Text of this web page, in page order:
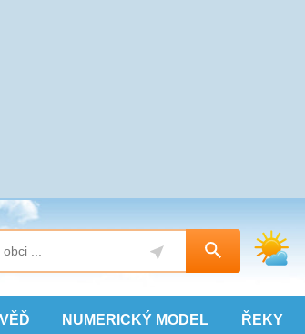
NUMERICKÝ MODEL ŘEKY